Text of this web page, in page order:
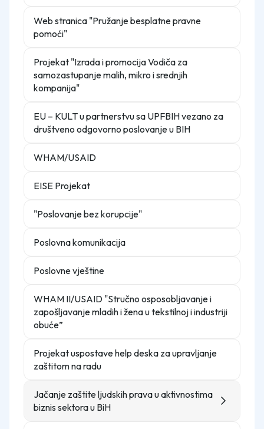
Web stranica "Pružanje besplatne pravne
pomoći"
Projekat "Izrada i promocija Vodiča za
samozastupanje malih, mikro i srednjih
kompanija"
EU – KULT u partnerstvu sa UPFBIH vezano za
društveno odgovorno poslovanje u BIH
WHAM/USAID
EISE Projekat
"Poslovanje bez korupcije"
Poslovna komunikacija
Poslovne vještine
WHAM II/USAID "Stručno osposobljavanje i
zapošljavanje mladih i žena u tekstilnoj i industriji
obuće”
Projekat uspostave help deska za upravljanje
zaštitom na radu
Jačanje zaštite ljudskih prava u aktivnostima
biznis sektora u BiH